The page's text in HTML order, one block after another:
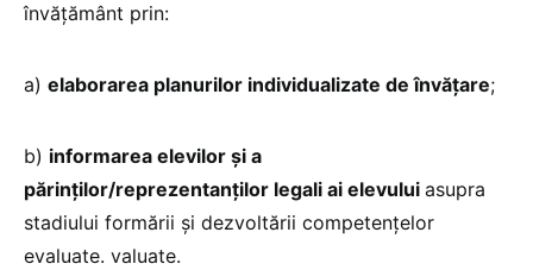
învățământ prin:
a) elaborarea planurilor individualizate de învățare;
b) informarea elevilor și a
părinților/reprezentanților legali ai elevului asupra
stadiului formării și dezvoltării competențelor
evaluate. valuate.